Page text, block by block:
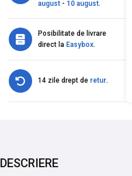
august - 10 august.
Posibilitate de livrare
direct la Easybox.
14 zile drept de retur.
DESCRIERE